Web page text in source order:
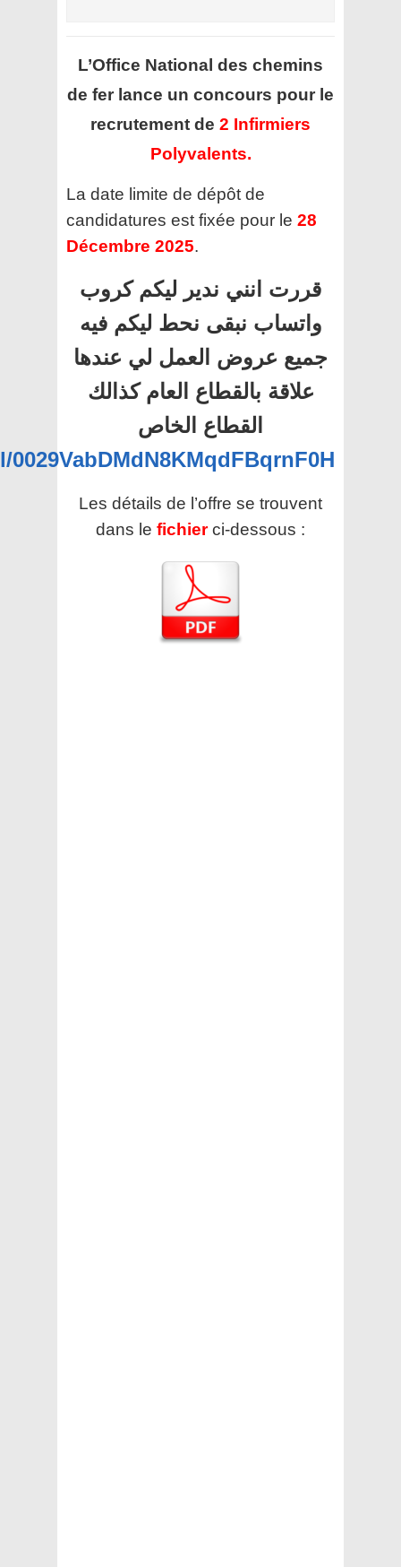
L’Office National des chemins
de fer lance un concours pour le
recrutement de 2 Infirmiers
Polyvalents.
La date limite de dépôt de
candidatures est fixée pour le 28
Décembre 2025.
قررت انني ندير ليكم كروب
واتساب نبقى نحط ليكم فيه
جميع عروض العمل لي عندها
علاقة بالقطاع العام كذالك
القطاع الخاص
Les détails de l’offre se trouvent
dans le fichier ci-dessous :